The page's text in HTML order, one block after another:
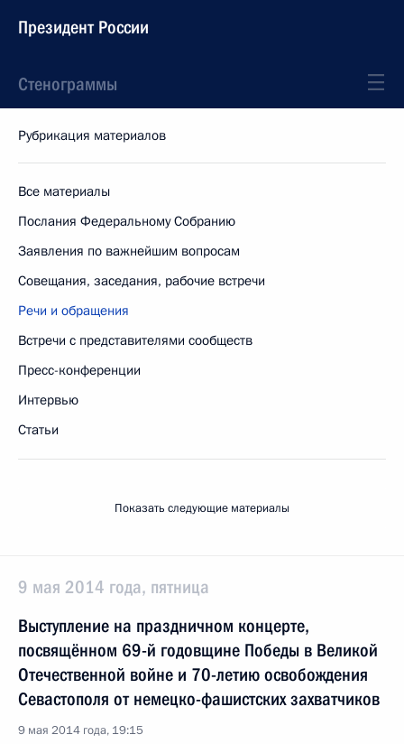
Президент России
Стенограммы
Рубрикация материалов
Все материалы
Послания Федеральному Собранию
Заявления по важнейшим вопросам
Совещания, заседания, рабочие встречи
Речи и обращения
Встречи с представителями сообществ
Пресс-конференции
Интервью
Статьи
Показать следующие материалы
9 мая 2014 года, пятница
Выступление на праздничном концерте,
посвящённом 69-й годовщине Победы в Великой
Отечественной войне и 70-летию освобождения
Севастополя от немецко-фашистских захватчиков
9 мая 2014 года, 19:15